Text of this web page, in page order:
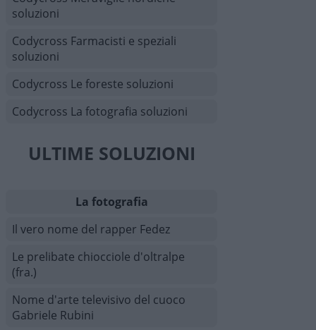
soluzioni
Codycross Farmacisti e speziali
soluzioni
Codycross Le foreste soluzioni
Codycross La fotografia soluzioni
ULTIME SOLUZIONI
La fotografia
Il vero nome del rapper Fedez
Le prelibate chiocciole d'oltralpe
(fra.)
Nome d'arte televisivo del cuoco
Gabriele Rubini